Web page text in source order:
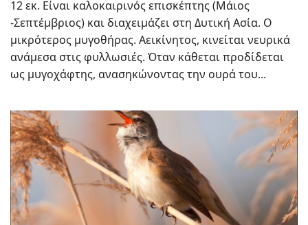
12 εκ. Είναι καλοκαιρινός επισκέπτης (Μάιος
-Σεπτέμβριος) και διαχειμάζει στη Δυτική Ασία. Ο
μικρότερος μυγοθήρας. Αεικίνητος, κινείται νευρικά
ανάμεσα στις φυλλωσιές. Όταν κάθεται προδίδεται
ως μυγοχάφτης, ανασηκώνοντας την ουρά του...